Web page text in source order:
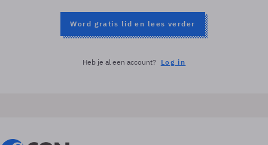
Word gratis lid en lees verder
Heb je al een account? Log in